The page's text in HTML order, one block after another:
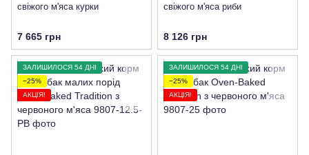
свіжого м'яса курки
7 665 грн
свіжого м'яса риби
8 126 грн
ЗАЛИШИЛОСЯ 54 ДНІ
−25%
АКЦІЯ!
ЗАЛИШИЛОСЯ 54 ДНІ
−25%
АКЦІЯ!